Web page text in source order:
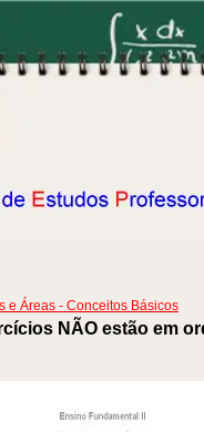
e Áreas - Conceitos Básicos
NÃO estão em